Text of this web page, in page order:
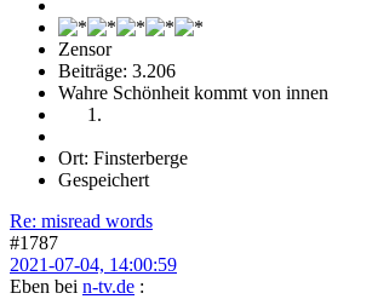
Zensor
Beiträge: 3.206
Wahre Schönheit kommt von innen
Ort: Finsterberge
Gespeichert
Re: misread words
#1787
2021-07-04, 14:00:59
Eben bei n-tv.de :